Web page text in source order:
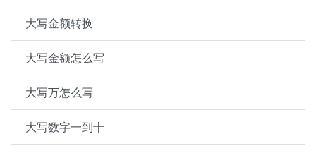
大写金额转换
大写金额怎么写
大写万怎么写
大写数字一到十